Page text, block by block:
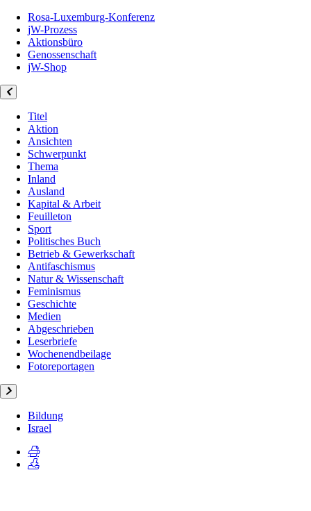
Rosa-Luxemburg-Konferenz
jW-Prozess
Aktionsbüro
Genossenschaft
jW-Shop
Titel
Aktion
Ansichten
Schwerpunkt
Thema
Inland
Ausland
Kapital & Arbeit
Feuilleton
Sport
Politisches Buch
Betrieb & Gewerkschaft
Antifaschismus
Natur & Wissenschaft
Feminismus
Geschichte
Medien
Abgeschrieben
Leserbriefe
Wochenendbeilage
Fotoreportagen
Bildung
Israel